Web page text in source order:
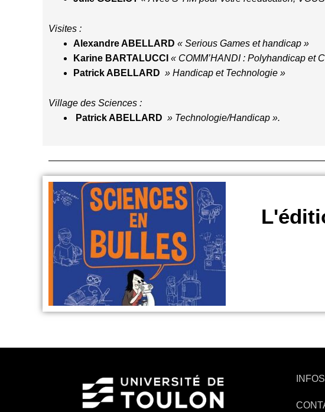
Visites :
Alexandre ABELLARD « Serious Games et handicap »
Karine BARTALUCCI « COMM’HANDI : Polyhandicap et
Patrick ABELLARD » Handicap et Technologie »
Village des Sciences :
Patrick ABELLARD » Technologie/Handicap ».